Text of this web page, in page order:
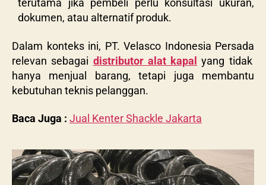
terutama jika pembeli perlu konsultasi ukuran,
dokumen, atau alternatif produk.
Dalam konteks ini, PT. Velasco Indonesia Persada
relevan sebagai distributor alat kapal yang tidak
hanya menjual barang, tetapi juga membantu
kebutuhan teknis pelanggan.
Baca Juga : Jual Kenter Shackle Jakarta